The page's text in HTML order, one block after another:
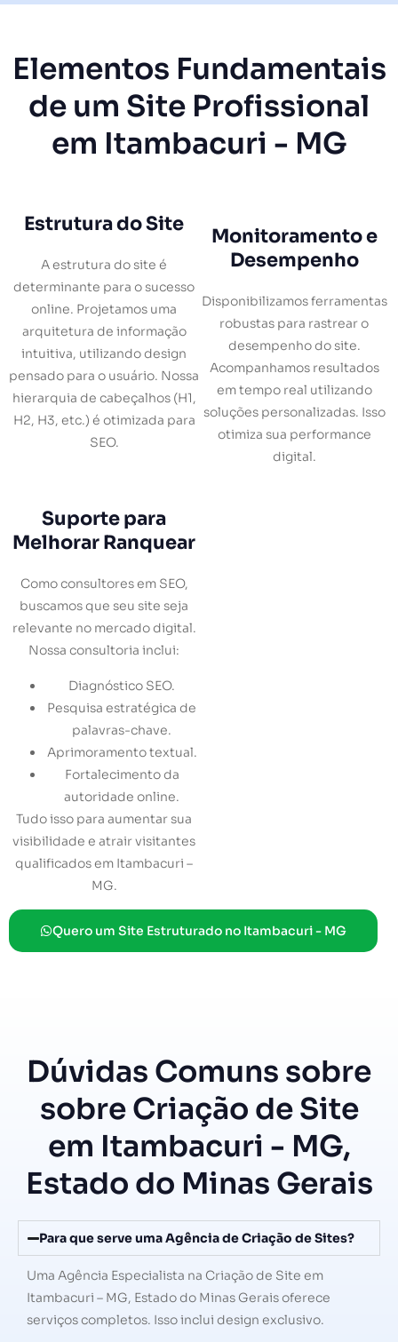
Elementos Fundamentais
de um Site Profissional
em Itambacuri - MG
Estrutura do Site
A estrutura do site é
determinante para o sucesso
online. Projetamos uma
arquitetura de informação
intuitiva, utilizando design
pensado para o usuário. Nossa
hierarquia de cabeçalhos (H1,
H2, H3, etc.) é otimizada para
SEO.
Monitoramento e
Desempenho
Disponibilizamos ferramentas
robustas para rastrear o
desempenho do site.
Acompanhamos resultados
em tempo real utilizando
soluções personalizadas. Isso
otimiza sua performance
digital.
Suporte para
Melhorar Ranquear
Como consultores em SEO,
buscamos que seu site seja
relevante no mercado digital.
Nossa consultoria inclui:
Diagnóstico SEO.
Pesquisa estratégica de
palavras-chave.
Aprimoramento textual.
Fortalecimento da
autoridade online.
Tudo isso para aumentar sua
visibilidade e atrair visitantes
qualificados em Itambacuri –
MG.
Quero um Site Estruturado no Itambacuri - MG
Dúvidas Comuns sobre
sobre Criação de Site
em Itambacuri - MG,
Estado do Minas Gerais
Para que serve uma Agência de Criação de Sites?
Uma Agência Especialista na Criação de Site em
Itambacuri – MG, Estado do Minas Gerais oferece
serviços completos. Isso inclui design exclusivo.